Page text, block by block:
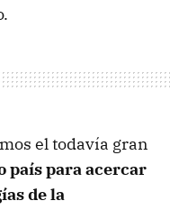
el todavía gran
país para acercar
de la